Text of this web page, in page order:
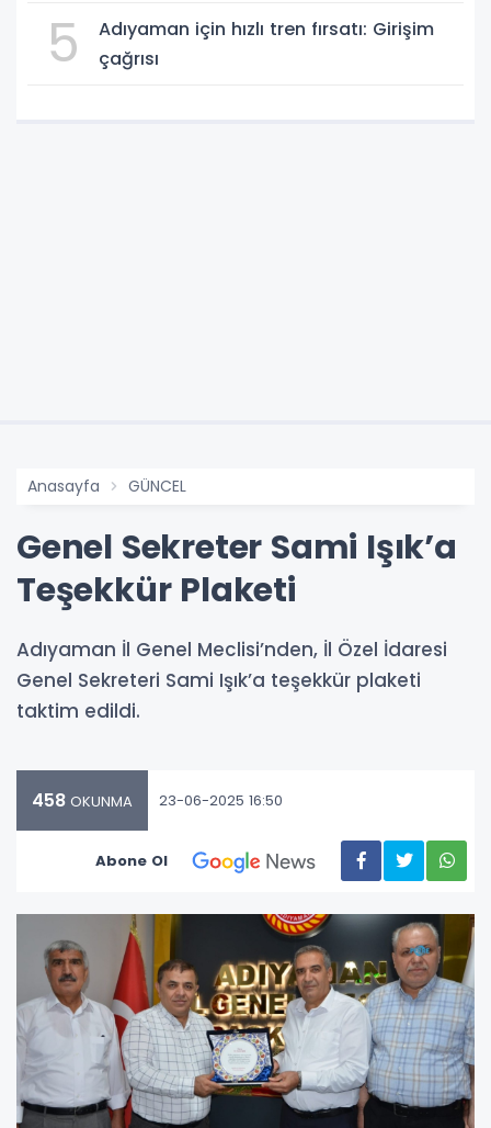
5
Adıyaman için hızlı tren fırsatı: Girişim
çağrısı
Anasayfa GÜNCEL
Genel Sekreter Sami Işık’a
Teşekkür Plaketi
Adıyaman İl Genel Meclisi’nden, İl Özel İdaresi
Genel Sekreteri Sami Işık’a teşekkür plaketi
taktim edildi.
458 OKUNMA 23-06-2025 16:50
Abone Ol